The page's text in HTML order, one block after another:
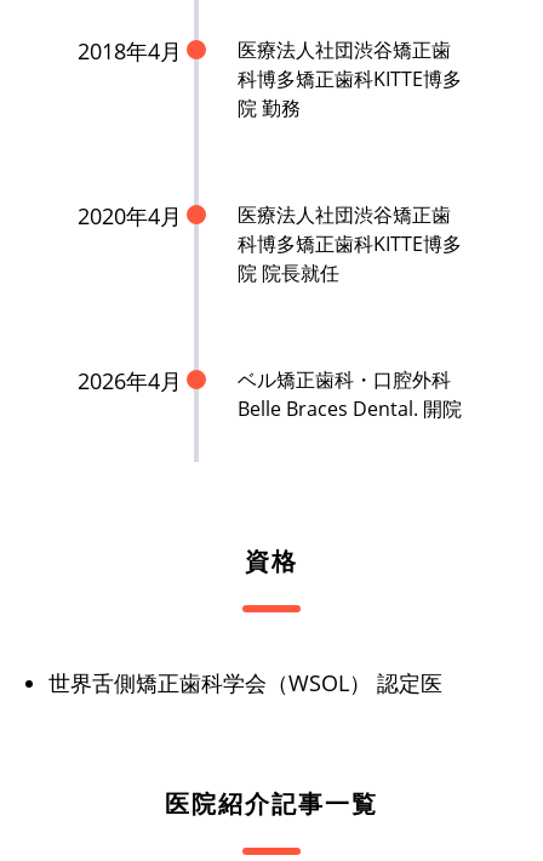
2018年4月
医療法人社団渋谷矯正歯
科博多矯正歯科KITTE博多
院 勤務
2020年4月
医療法人社団渋谷矯正歯
科博多矯正歯科KITTE博多
院 院長就任
2026年4月
ベル矯正歯科・口腔外科
Belle Braces Dental. 開院
資格
世界舌側矯正歯科学会（WSOL） 認定医
医院紹介記事一覧